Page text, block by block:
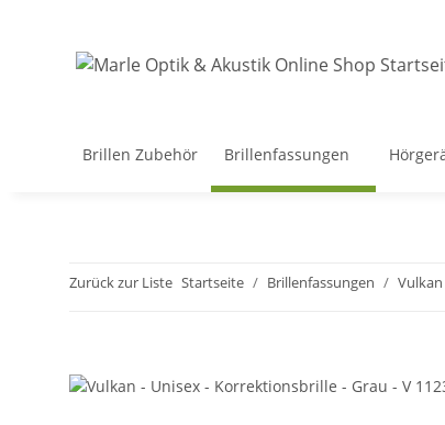
Brillen Zubehör Brillenfassungen
Zurück zur Liste Startseite Brillenfassungen Vulkan